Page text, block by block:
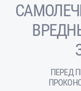
ПЕРЕД